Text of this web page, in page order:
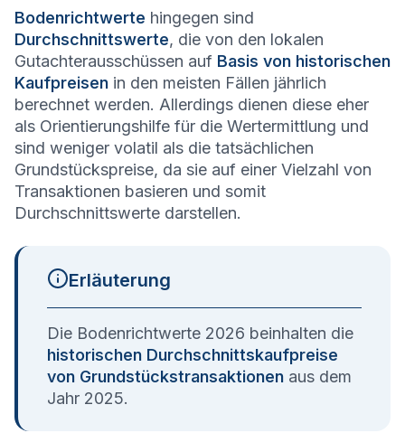
Bodenrichtwerte hingegen sind
Durchschnittswerte, die von den lokalen
Gutachterausschüssen auf Basis von historischen
Kaufpreisen in den meisten Fällen jährlich
berechnet werden. Allerdings dienen diese eher
als Orientierungshilfe für die Wertermittlung und
sind weniger volatil als die tatsächlichen
Grundstückspreise, da sie auf einer Vielzahl von
Transaktionen basieren und somit
Durchschnittswerte darstellen.
Erläuterung
Die Bodenrichtwerte 2026 beinhalten die
historischen Durchschnittskaufpreise
von Grundstückstransaktionen aus dem
Jahr 2025.